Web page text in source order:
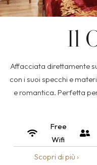
Il
Affacciata direttamente
con i suoi specchi e
e romantica. Perfetta
Free
Wifi
Scopri di più ›